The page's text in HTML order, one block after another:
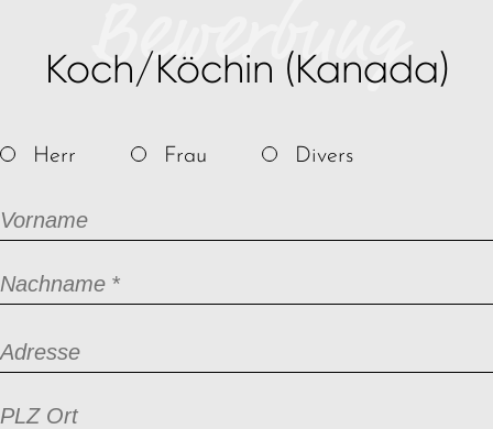
Bewerbung
Koch/Köchin (Kanada)
Herr Frau Divers
Vorname
Pflichtfeld
Nachname *
Adresse
PLZ Ort